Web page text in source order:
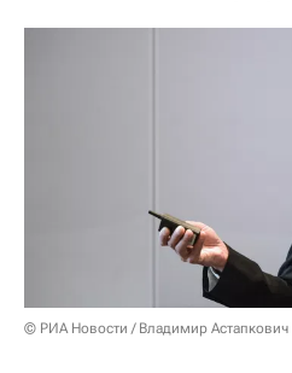
© РИА Новости / Владимир Астапкович